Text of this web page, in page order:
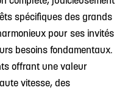
spécifiques des grands
pour ses invités
besoins fondamentaux.
offrant une valeur
vitesse, des